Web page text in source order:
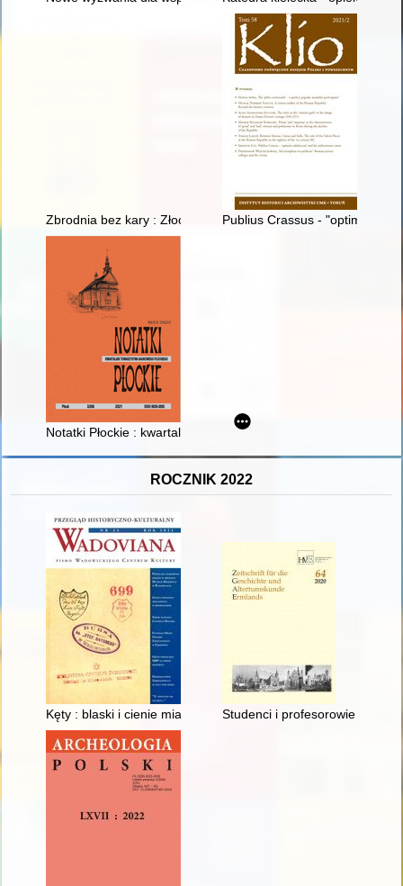
Zbrodnia bez kary : Złoczew 4 IX 1939Publius Crassus - "optimus
Notatki Płockie : kwartalnik Towarzystwa Naukowego
ROCZNIK 2022
Kęty : blaski i cienie miasta w minionych wiekach : monografia
Studenci i profesorowie z Prus